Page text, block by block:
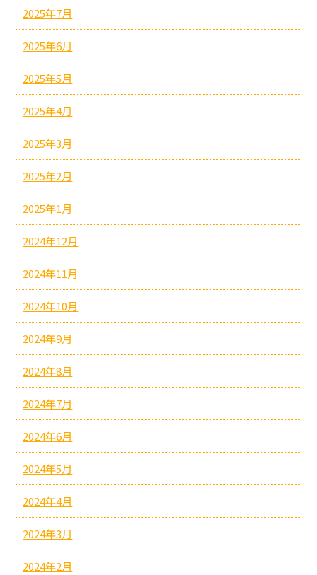
2025年7月
2025年6月
2025年5月
2025年4月
2025年3月
2025年2月
2025年1月
2024年12月
2024年11月
2024年10月
2024年9月
2024年8月
2024年7月
2024年6月
2024年5月
2024年4月
2024年3月
2024年2月